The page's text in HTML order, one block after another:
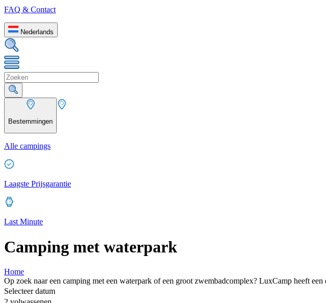
FAQ & Contact
Nederlands
Bestemmingen
Alle campings
Laagste Prijsgarantie
Last Minute
Camping met waterpark
Home
Op zoek naar een camping met een waterpark of een groot zwembadcomplex? LuxCamp heeft
Selecteer datum